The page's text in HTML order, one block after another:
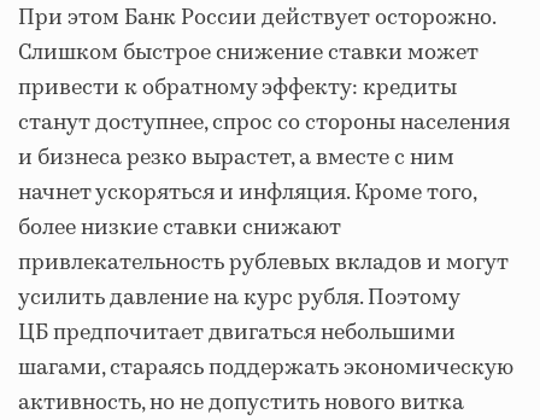
При этом Банк России действует осторожно.
Слишком быстрое снижение ставки может
привести к обратному эффекту: кредиты
станут доступнее, спрос со стороны населения
и бизнеса резко вырастет, а вместе с ним
начнет ускоряться и инфляция. Кроме того,
более низкие ставки снижают
привлекательность рублевых вкладов и могут
усилить давление на курс рубля. Поэтому
ЦБ предпочитает двигаться небольшими
шагами, стараясь поддержать экономическую
активность, но не допустить нового витка